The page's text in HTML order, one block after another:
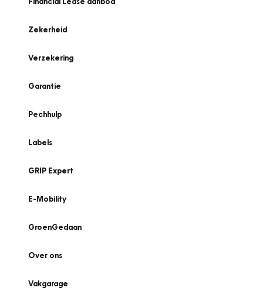
Zekerheid
Verzekering
Garantie
Pechhulp
Labels
GRIP Expert
E-Mobility
GroenGedaan
Over ons
Vakgarage